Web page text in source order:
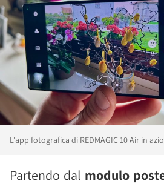
L'app fotografica di REDMAGIC 10 Air in
Partendo dal modulo